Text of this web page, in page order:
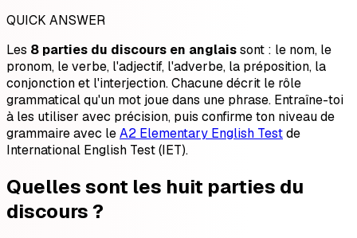
QUICK ANSWER
Les 8 parties du discours en anglaissont : le nom, le
pronom, le verbe, l'adjectif, l'adverbe, la préposition, la
conjonction et l'interjection. Chacune décrit le rôle
grammatical qu'un mot joue dans une phrase. Entraîne-toi
à les utiliser avec précision, puis confirme ton niveau de
grammaire avec leA2 Elementary English Testde
International English Test (IET).
Quelles sont les huit parties du
discours ?